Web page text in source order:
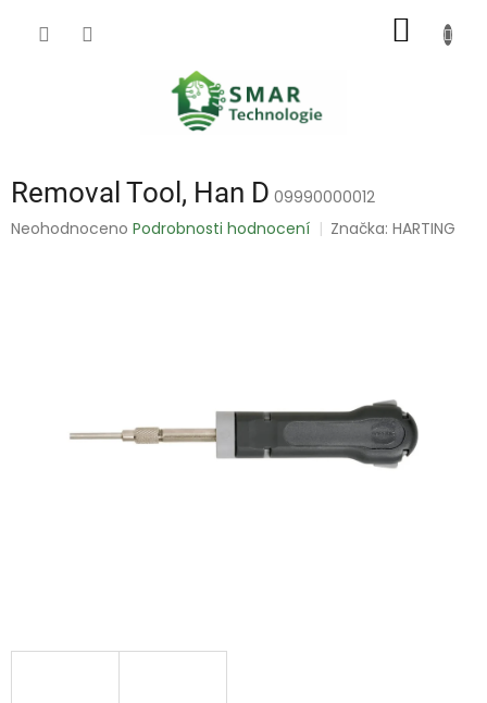
Removal Tool, Han D 09990000012
Průměrné
Neohodnoceno Podrobnosti hodnocení Značka:HARTING